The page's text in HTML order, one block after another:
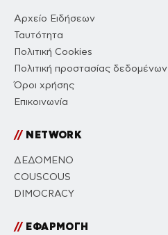
Αρχείο Ειδήσεων
Ταυτότητα
Πολιτική Cookies
Πολιτική προστασίας δεδομένων
Όροι χρήσης
Επικοινωνία
//NETWORK
ΔΕΔΟΜΕΝΟ
COUSCOUS
DIMOCRACY
//ΕΦΑΡΜΟΓΗ